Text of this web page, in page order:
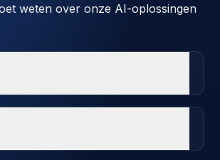
weten over onze AI-oplossingen